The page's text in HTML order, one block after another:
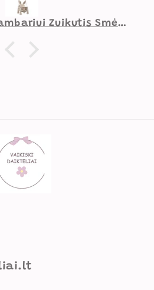
didesniam viskas
gerai.
Supynė Vaiko Kambariui Zuikutis Smėlio Spalvos